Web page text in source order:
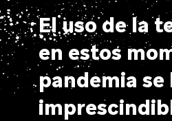
El uso de la
en estos
pandemia